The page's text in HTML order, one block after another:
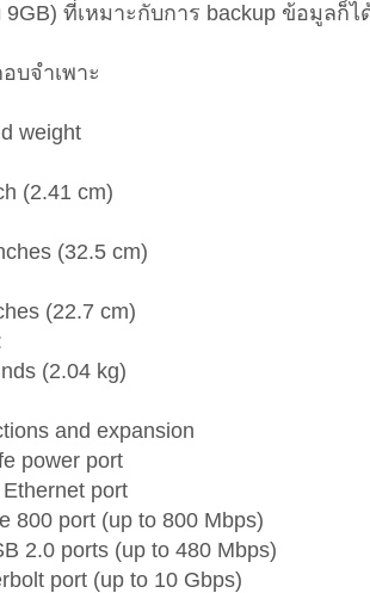
9GB) ที่เหมาะกับการ backup ข้อมูลก็ไ
บจำเพาะ
weight
(2.41 cm)
(32.5 cm)
(22.7 cm)
(2.04 kg)
and expansion
power port
port
800 port (up to 800 Mbps)
2.0 ports (up to 480 Mbps)
port (up to 10 Gbps)